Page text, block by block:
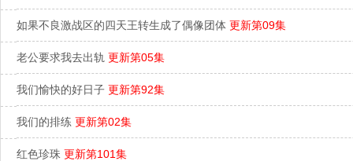
如果不良激战区的四天王转生成了偶像团体 更新第09集
老公要求我去出轨 更新第05集
我们愉快的好日子 更新第92集
我们的排练 更新第02集
红色珍珠 更新第101集